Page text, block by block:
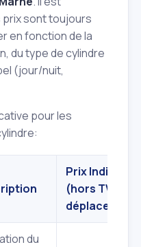
sont toujours
en fonction de la
du type de cylindre
(jour/nuit,
pour les
Prix Indicatif
(hors TVA et
du